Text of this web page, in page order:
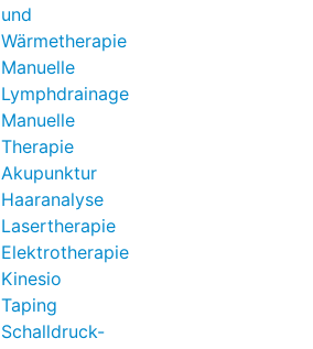
und
Wärmetherapie
Manuelle
Lymphdrainage
Manuelle
Therapie
Akupunktur
Haaranalyse
Lasertherapie
Elektrotherapie
Kinesio
Taping
Schalldruck-